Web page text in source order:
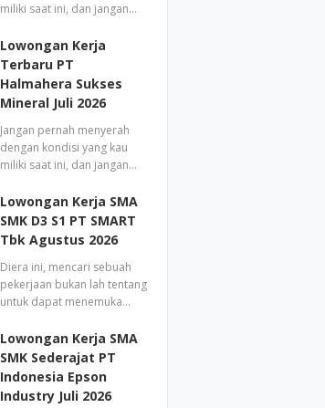
miliki saat ini, dan jangan…
Lowongan Kerja
Terbaru PT
Halmahera Sukses
Mineral Juli 2026
Jangan pernah menyerah
dengan kondisi yang kau
miliki saat ini, dan jangan…
Lowongan Kerja SMA
SMK D3 S1 PT SMART
Tbk Agustus 2026
Diera ini, mencari sebuah
pekerjaan bukan lah tentang
untuk dapat menemuka…
Lowongan Kerja SMA
SMK Sederajat PT
Indonesia Epson
Industry Juli 2026